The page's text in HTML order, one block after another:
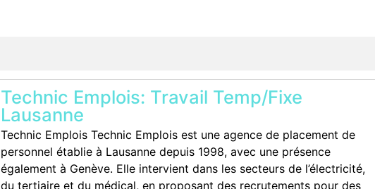
Technic Emplois: Travail Temp/Fixe
Lausanne
Technic Emplois Technic Emplois est une agence de placement de
personnel établie à Lausanne depuis 1998, avec une présence
également à Genève. Elle intervient dans les secteurs de l’électricité,
du tertiaire et du médical, en proposant des recrutements pour des